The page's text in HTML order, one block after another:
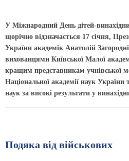
У Міжнародний День дітей-
щорічно відзначається 17 січня,
України академік Анатолій
вихованцями Київської Малої
кращим представникам учнівської
Національної академії наук України
наук за високі результати у
Подяка від військових